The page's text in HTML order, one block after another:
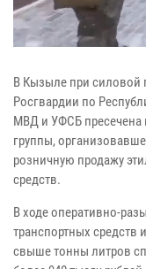
В Кызыле при силовой
Росгвардии по
МВД и УФСБ пресечена
группы,
розничную продажу
средств.
В ходе оперативно-
транспортных средств
свыше тонны литров